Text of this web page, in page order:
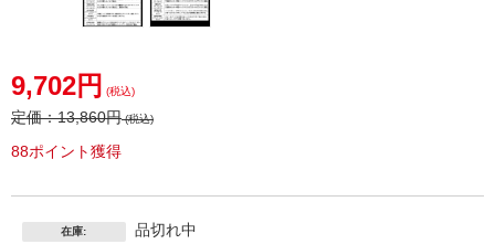
9,702円 (税込)
定価：13,860円(税込)
88ポイント獲得
在庫: 品切れ中